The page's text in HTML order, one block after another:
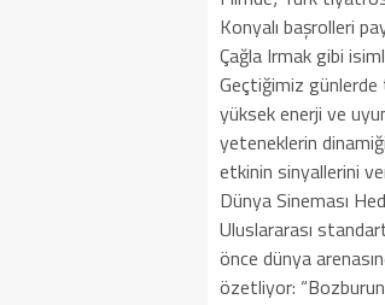
Konyalı başrolleri
Çağla Irmak gibi
Geçtiğimiz günlerde
yüksek enerji ve
yeteneklerin
etkinin sinyallerini
Dünya Sineması
Uluslararası
önce dünya
özetliyor: